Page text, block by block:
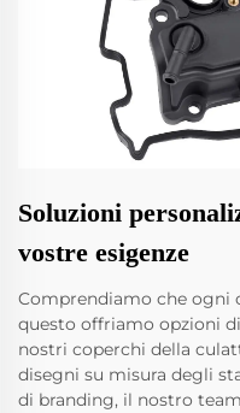
Soluzioni
vostre esigenze
Comprendiamo che ogni
questo offriamo opzioni
nostri coperchi della
disegni su misura degli
di branding, il nostro